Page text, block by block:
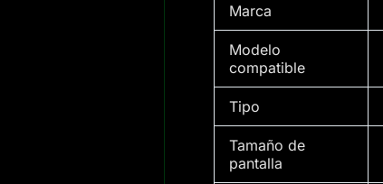
Marca
Modelo
compatible
Tipo
Tamaño de
pantalla